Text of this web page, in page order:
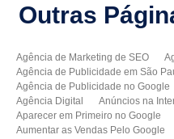
Outras
Agência de Marketing de SEO
Agência de Publicidade em São
Agência de Publicidade no Google
Agência Digital
Anúncios na
Aparecer em Primeiro no Google
Aumentar as Vendas Pelo Google